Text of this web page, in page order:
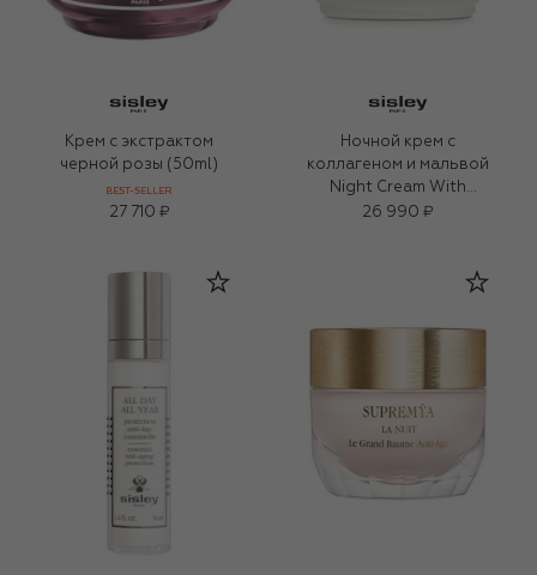
Крем с экстрактом
черной розы (50ml)
BEST-SELLER
27 710 ₽
Ночной крем с
коллагеном и мальвой
Night Cream With
Collagen and
26 990 ₽